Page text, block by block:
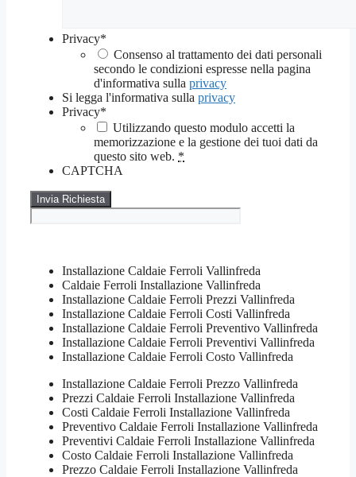
Privacy*
Consenso al trattamento dei dati personali
secondo le condizioni espresse nella pagina
d'informativa sulla privacy
Si legga l'informativa sulla privacy
Privacy*
Utilizzando questo modulo accetti la
memorizzazione e la gestione dei tuoi dati da
questo sito web. *
CAPTCHA
Installazione Caldaie Ferroli Vallinfreda
Caldaie Ferroli Installazione Vallinfreda
Installazione Caldaie Ferroli Prezzi Vallinfreda
Installazione Caldaie Ferroli Costi Vallinfreda
Installazione Caldaie Ferroli Preventivo Vallinfreda
Installazione Caldaie Ferroli Preventivi Vallinfreda
Installazione Caldaie Ferroli Costo Vallinfreda
Installazione Caldaie Ferroli Prezzo Vallinfreda
Prezzi Caldaie Ferroli Installazione Vallinfreda
Costi Caldaie Ferroli Installazione Vallinfreda
Preventivo Caldaie Ferroli Installazione Vallinfreda
Preventivi Caldaie Ferroli Installazione Vallinfreda
Costo Caldaie Ferroli Installazione Vallinfreda
Prezzo Caldaie Ferroli Installazione Vallinfreda